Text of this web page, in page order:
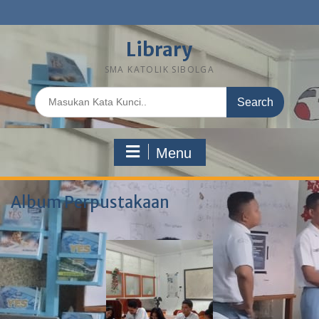
Library
SMA KATOLIK SIBOLGA
Menu
Album Perpustakaan